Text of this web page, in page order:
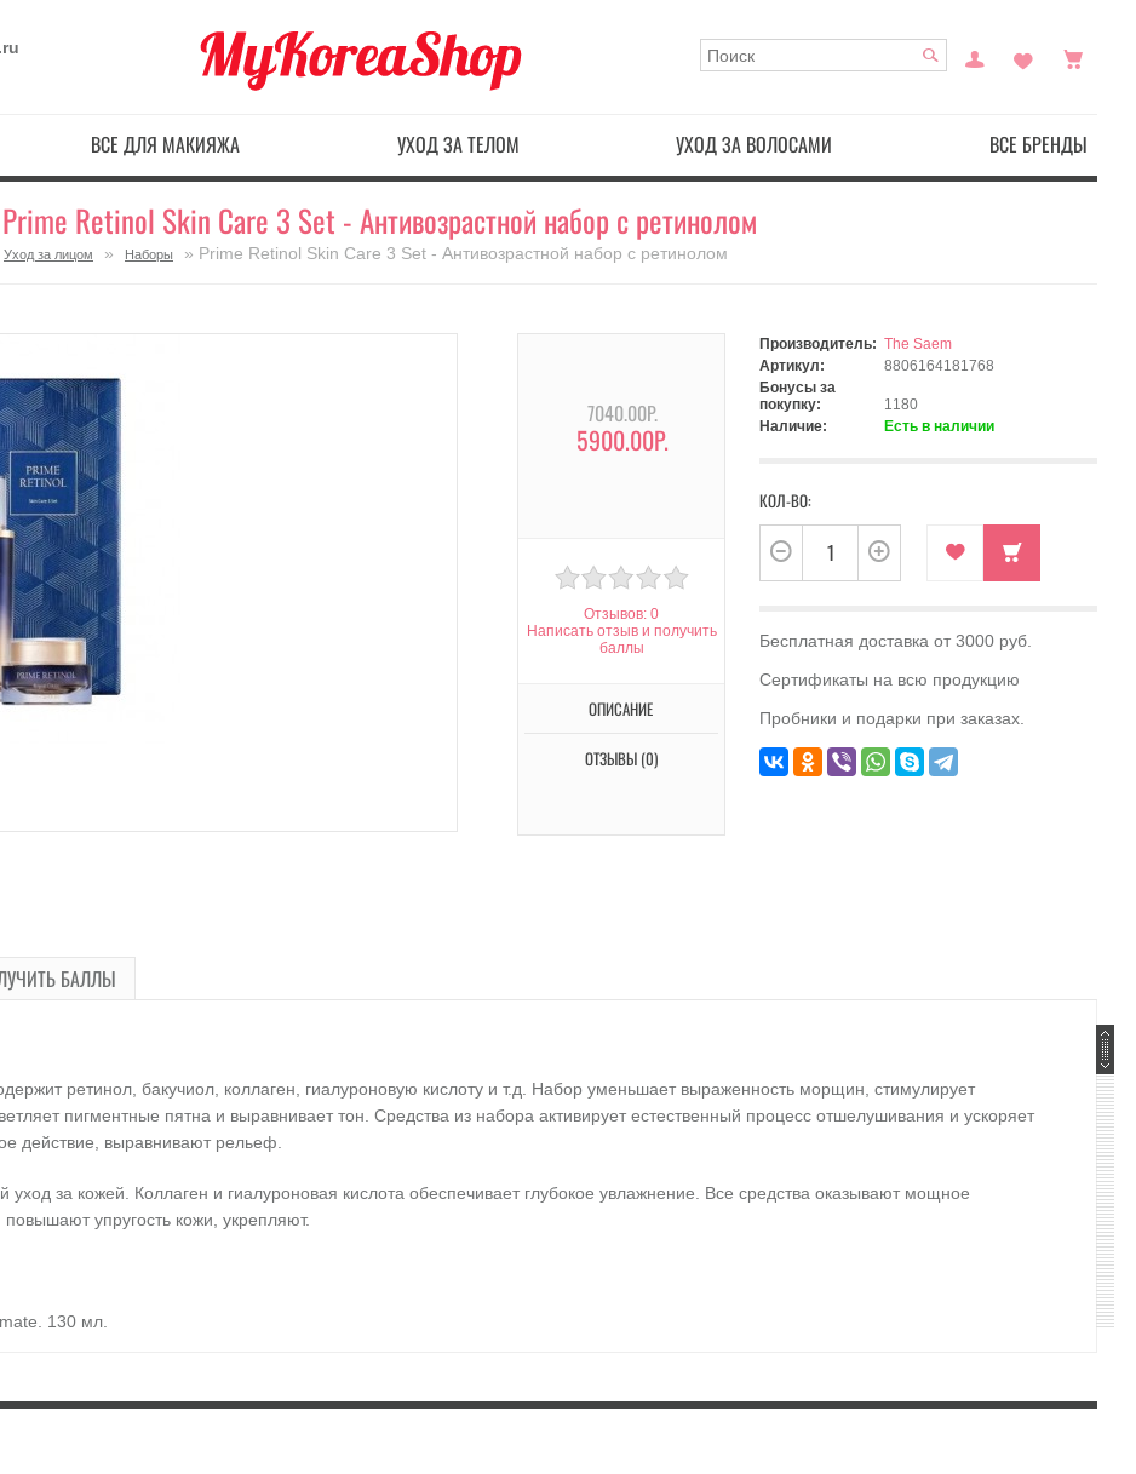
ВСЕ ДЛЯ МАКИЯЖА УХОД ЗА ТЕЛОМ УХОД ЗА ВОЛОСАМИ ВСЕ БРЕНДЫ
Retinol Skin Care 3 Set - Антивозрастной набор с ретинолом
Уход за лицом » Наборы » Prime Retinol Skin Care 3 Set - Антивозрастной набор с ретинолом
7040.00Р.
5900.00Р.
Отзывов: 0
Написать отзыв и получить
баллы
ОПИСАНИЕ
ОТЗЫВЫ (0)
Производитель: The Saem
Артикул:
8806164181768
Бонусы за
покупку:
1180
Наличие:
Есть в наличии
КОЛ-ВО:
Бесплатная доставка от 3000 руб.
Сертификаты на всю продукцию
Пробники и подарки при заказах.
БАЛЛЫ
ретинол, бакучиол, коллаген, гиалуроновую кислоту и т.д. Набор уменьшает выраженность морщин, стимулирует
пигментные пятна и выравнивает тон. Средства из набора активирует естественный процесс отшелушивания и ускоряет
действие, выравнивают рельеф.
уход за кожей. Коллаген и гиалуроновая кислота обеспечивает глубокое увлажнение. Все средства оказывают мощное
упругость кожи, укрепляют.
130 мл,